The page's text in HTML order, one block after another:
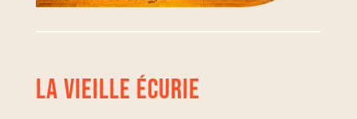
LA VIEILLE ÉCURIE